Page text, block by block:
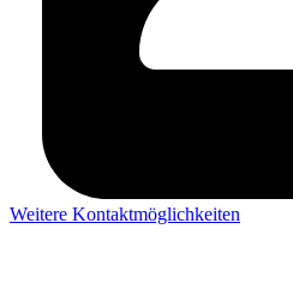
Weitere Kontaktmöglichkeiten